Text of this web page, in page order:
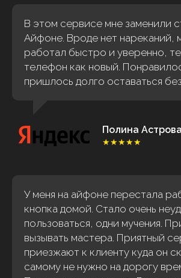
В этом сервисе мне заменили
Айфоне. Вроде нет нареканий,
работал быстро и уверенно,
телефон как новый.
пришлось долго оставаться
Полина Астрова
★★★★★
У меня на айфоне перестала
кнопка домой. Стало очень
пользоваться, одни мучения.
вызывать мастера. Приятный
приезжают к клиенту куда он
самому не нужно на дорогу